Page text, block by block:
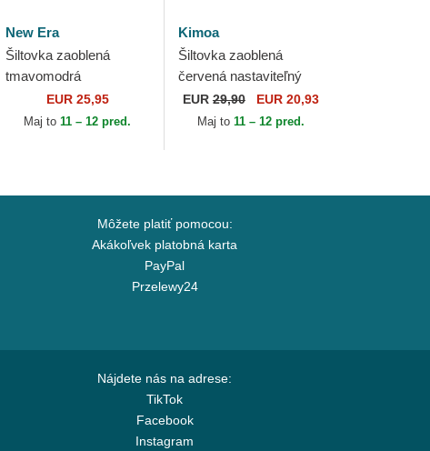
New Era
Šiltovka zaoblená
tmavomodrá
nastaviteľný 9FORTY
Outline New York
EUR 25,95
Maj to11 – 12 pred.
Kimoa
Šiltovka zaoblená
červená nastaviteľný
Campos Racing 1998
Kimoa
EUR 29,90 EUR 20,93
Maj to 11 – 12 pred.
Môžete platiť pomocou:
Akákoľvek platobná karta
PayPal
Przelewy24
Nájdete nás na adrese:
TikTok
Facebook
Instagram